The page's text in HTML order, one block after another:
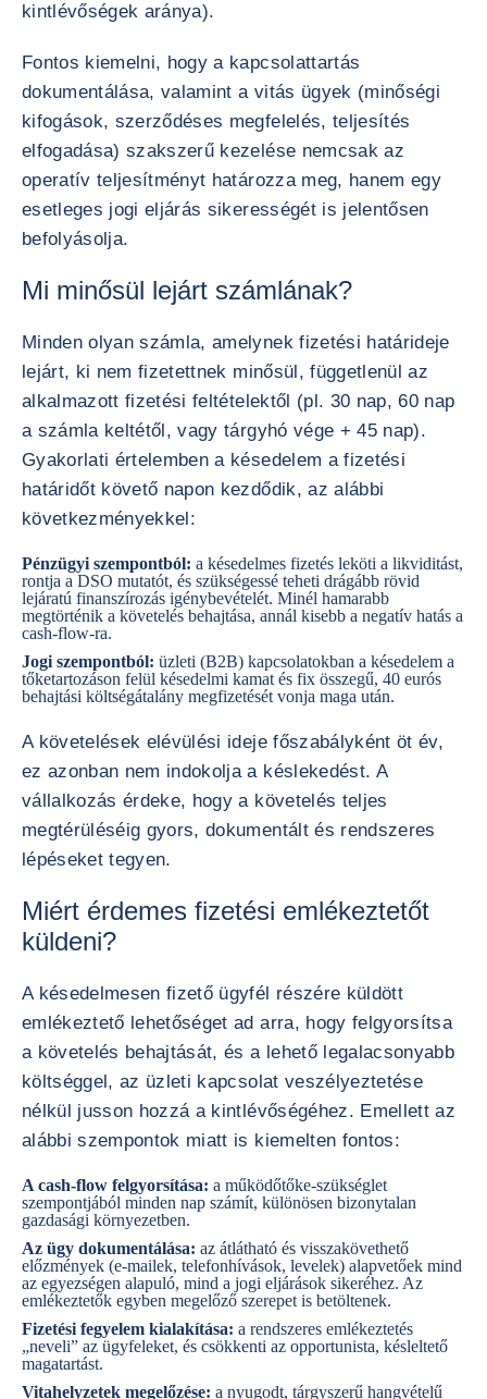
kintlévőségek aránya).
Fontos kiemelni, hogy a kapcsolattartás
dokumentálása, valamint a vitás ügyek (minőségi
kifogások, szerződéses megfelelés, teljesítés
elfogadása) szakszerű kezelése nemcsak az
operatív teljesítményt határozza meg, hanem egy
esetleges jogi eljárás sikerességét is jelentősen
befolyásolja.
Mi minősül lejárt számlának?
Minden olyan számla, amelynek fizetési határideje
lejárt, ki nem fizetettnek minősül, függetlenül az
alkalmazott fizetési feltételektől (pl. 30 nap, 60 nap
a számla keltétől, vagy tárgyhó vége + 45 nap).
Gyakorlati értelemben a késedelem a fizetési
határidőt követő napon kezdődik, az alábbi
következményekkel:
Pénzügyi szempontból: a késedelmes fizetés leköti a likviditást,
rontja a DSO mutatót, és szükségessé teheti drágább rövid
lejáratú finanszírozás igénybevételét. Minél hamarabb
megtörténik a követelés behajtása, annál kisebb a negatív hatás a
cash-flow-ra.
Jogi szempontból: üzleti (B2B) kapcsolatokban a késedelem a
tőketartozáson felül késedelmi kamat és fix összegű, 40 eurós
behajtási költségátalány megfizetését vonja maga után.
A követelések elévülési ideje főszabályként öt év,
ez azonban nem indokolja a késlekedést. A
vállalkozás érdeke, hogy a követelés teljes
megtérüléséig gyors, dokumentált és rendszeres
lépéseket tegyen.
Miért érdemes fizetési emlékeztetőt
küldeni?
A késedelmesen fizető ügyfél részére küldött
emlékeztető lehetőséget ad arra, hogy felgyorsítsa
a követelés behajtását, és a lehető legalacsonyabb
költséggel, az üzleti kapcsolat veszélyeztetése
nélkül jusson hozzá a kintlévőségéhez. Emellett az
alábbi szempontok miatt is kiemelten fontos:
A cash-flow felgyorsítása: a működőtőke-szükséglet
szempontjából minden nap számít, különösen bizonytalan
gazdasági környezetben.
Az ügy dokumentálása: az átlátható és visszakövethető
előzmények (e-mailek, telefonhívások, levelek) alapvetőek mind
az egyezségen alapuló, mind a jogi eljárások sikeréhez. Az
emlékeztetők egyben megelőző szerepet is betöltenek.
Fizetési fegyelem kialakítása: a rendszeres emlékeztetés
„neveli” az ügyfeleket, és csökkenti az opportunista, késleltető
magatartást.
Vitahelyzetek megelőzése: a nyugodt, tárgyszerű hangvételű